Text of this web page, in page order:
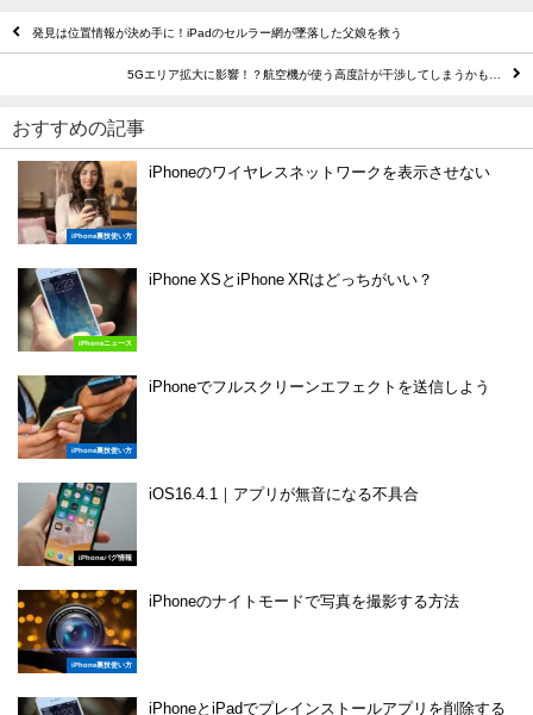
発見は位置情報が決め手に！iPadのセルラー網が墜落した父娘を救う
5Gエリア拡大に影響！？航空機が使う高度計が干渉してしまうかも…
おすすめの記事
iPhone裏技使い方
iPhoneのワイヤレスネットワークを表示させない
iPhoneニュース
iPhone XSとiPhone XRはどっちがいい？
iPhone裏技使い方
iPhoneでフルスクリーンエフェクトを送信しよう
iPhoneバグ情報
iOS16.4.1｜アプリが無音になる不具合
iPhone裏技使い方
iPhoneのナイトモードで写真を撮影する方法
iPhoneとiPadでプレインストールアプリを削除する